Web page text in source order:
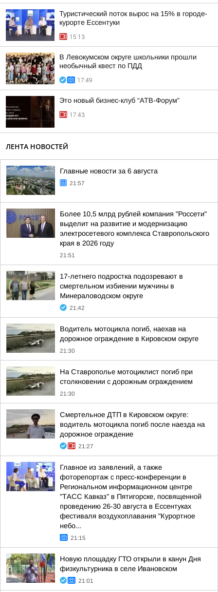
Туристический поток вырос на 15% в городе-
курорте Ессентуки
15:13
В Левокумском округе школьники прошли
необычный квест по ПДД
17:49
Это новый бизнес-клуб “АТВ-Форум”
17:43
ЛЕНТА НОВОСТЕЙ
Главные новости за 6 августа
21:57
Более 10,5 млрд рублей компания "Россети"
выделит на развитие и модернизацию
электросетевого комплекса Ставропольского
края в 2026 году
21:51
17-летнего подростка подозревают в
смертельном избиении мужчины в
Минераловодском округе
21:42
Водитель мотоцикла погиб, наехав на
дорожное ограждение в Кировском округе
21:30
На Ставрополье мотоциклист погиб при
столкновении с дорожным ограждением
21:30
Смертельное ДТП в Кировском округе:
водитель мотоцикла погиб после наезда на
дорожное ограждение
21:27
Главное из заявлений, а также
фоторепортаж с пресс-конференции в
Региональном информационном центре
"ТАСС Кавказ" в Пятигорске, посвященной
проведению 26-30 августа в Ессентуках
фестиваля воздухоплавания "Курортное
небо...
21:15
Новую площадку ГТО открыли в канун Дня
физкультурника в селе Ивановском
21:01